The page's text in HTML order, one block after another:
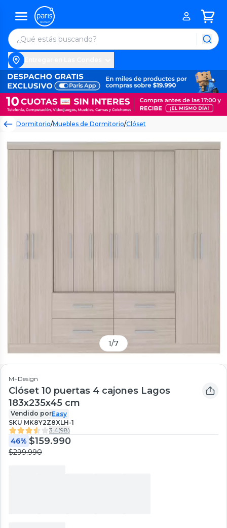
Dormitorio/Muebles de Dormitorio/Clóset
1/7
M+Design
Clóset 10 puertas 4 cajones Lagos
183x235x45 cm
Vendido porEasy
SKU MK8Y2Z8XLH-1
3.4(98)
46% $159.990
$299.990